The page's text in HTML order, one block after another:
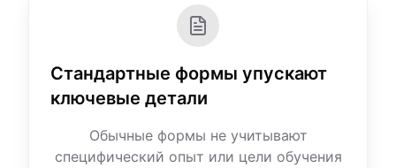
Стандартные формы упускают
ключевые детали
Обычные формы не учитывают
специфический опыт или цели обучения